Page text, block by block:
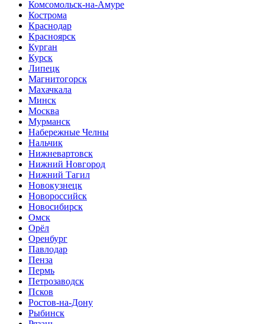
Комсомольск-на-Амуре
Кострома
Краснодар
Красноярск
Курган
Курск
Липецк
Магнитогорск
Махачкала
Минск
Москва
Мурманск
Набережные Челны
Нальчик
Нижневартовск
Нижний Новгород
Нижний Тагил
Новокузнецк
Новороссийск
Новосибирск
Омск
Орёл
Оренбург
Павлодар
Пенза
Пермь
Петрозаводск
Псков
Ростов-на-Дону
Рыбинск